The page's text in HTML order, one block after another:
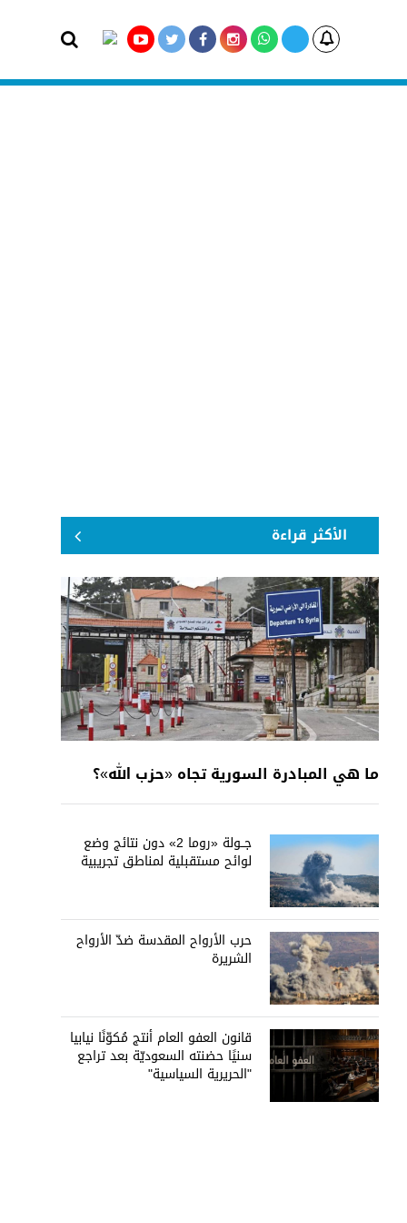
الأكثر قراءة
ما هي المبادرة السورية تجاه «حزب الله»؟
جــولة «روما 2» دون نتائج وضع
لوائح مستقبلية لمناطق تجريبية
حرب الأرواح المقدسة ضدّ الأرواح
الشريرة
قانون العفو العام أنتج مُكوّنًا نيابيا
سنيًا حضنته السعوديّة بعد تراجع
"الحريرية السياسية"